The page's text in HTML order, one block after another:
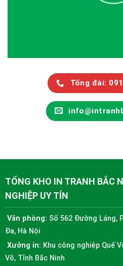
Tổng đài:
TỔNG KHO IN TRANH BẮC
NGHIỆP UY TÍN
Văn phòng: Số 562 Đường Láng,
Đa, Hà Nội
Xưởng in: Khu công nghiệp Quế
Võ, Tỉnh Bắc Ninh